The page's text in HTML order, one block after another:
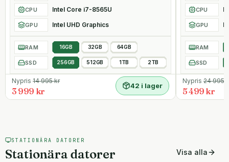
CPU Intel Core i7-8565U
GPU Intel UHD Graphics
RAM 16GB 32GB 64GB
SSD 256GB 512GB 1TB 2TB
Nypris 14 995kr
3 999 kr
42 i lager
CPU
GPU
RAM
SSD
Nypris24 995
5 499 kr
STATIONÄRA DATORER
Stationära datorer Visa alla